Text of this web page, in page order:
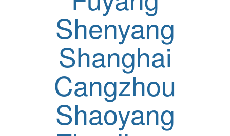
Shenyang
Shanghai
Cangzhou
Shaoyang